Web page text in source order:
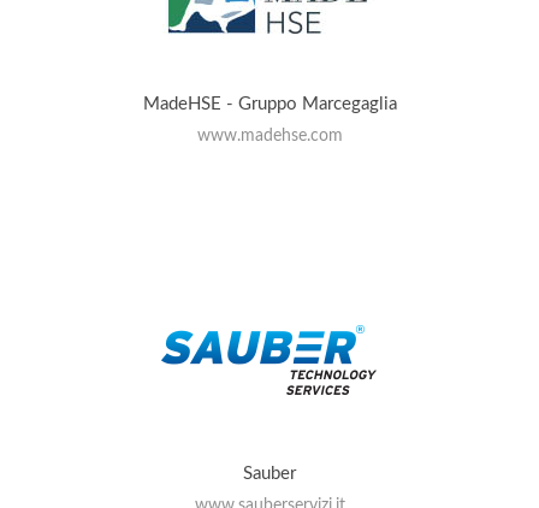
MadeHSE - Gruppo Marcegaglia
www.madehse.com
Sauber